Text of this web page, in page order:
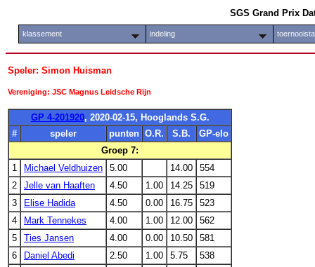
SGS Grand Prix
klassement indeling
Speler: Simon Huisman
Vereniging: JSC Magnus Leidsche Rijn
GP 4-201920, 2020-02-15, Hooglands S.G.
#
speler punten O.R. S.B.
GP-elo
Groep 7:
1
Michael Veldhuizen 5.00 14.00
554
2
Jelle van Haaften 4.50 1.00 14.25
519
3
Elise Hadida 4.50 0.00 16.75
523
4
Mark Tennekes 4.00 1.00 12.00
562
5
Ties Jansen 4.00 0.00 10.50
581
6
Daniel Abedi 2.50 1.00 5.75
538